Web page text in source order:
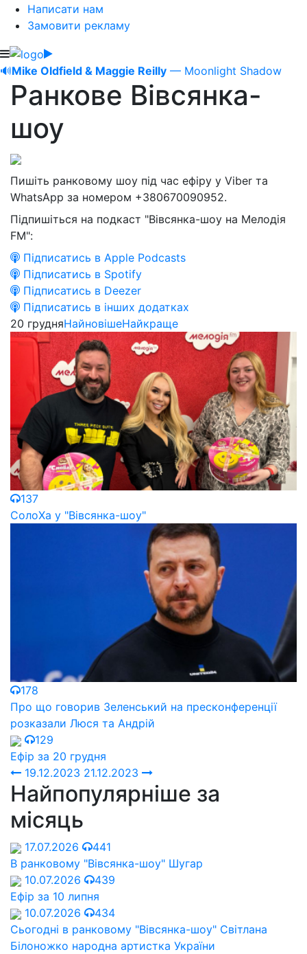
Написати нам
Замовити рекламу
🔊Mike Oldfield & Maggie Reilly — Moonlight Shadow
Ранкове Вівсянка-
шоу
Пишіть ранковому шоу під час ефіру у Viber та
WhatsApp за номером +380670090952.
Підпишіться на подкаст "Вівсянка-шоу на Мелодія
FM":
Підписатись в Apple Podcasts
Підписатись в Spotify
Підписатись в Deezer
Підписатись в інших додатках
20 грудняНайновішеНайкраще
137
СолоХа у "Вівсянка-шоу"
178
Про що говорив Зеленський на пресконференції
розказали Люся та Андрій
129
Ефір за 20 грудня
19.12.2023 21.12.2023
Найпопулярніше за
місяць
17.07.2026
441
В ранковому "Вівсянка-шоу" Шугар
10.07.2026
439
Ефір за 10 липня
10.07.2026
434
Сьогодні в ранковому "Вівсянка-шоу" Cвітлана
Білоножко народна артистка України